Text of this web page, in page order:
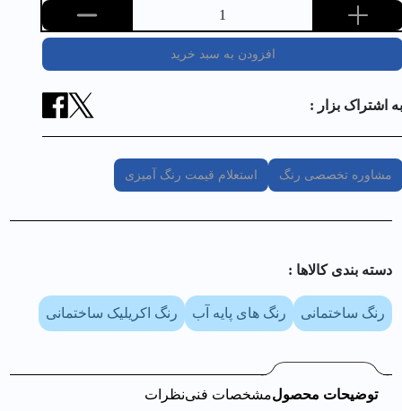
1
افزودن به سبد خرید
به اشتراک بزار :
مشاوره تخصصی رنگ استعلام قیمت رنگ آمیزی
دسته بندی کالا‌ها :
رنگ ساختمانی رنگ های پایه آب رنگ اکریلیک ساختمانی
توضیحات محصولمشخصات فنینظرات